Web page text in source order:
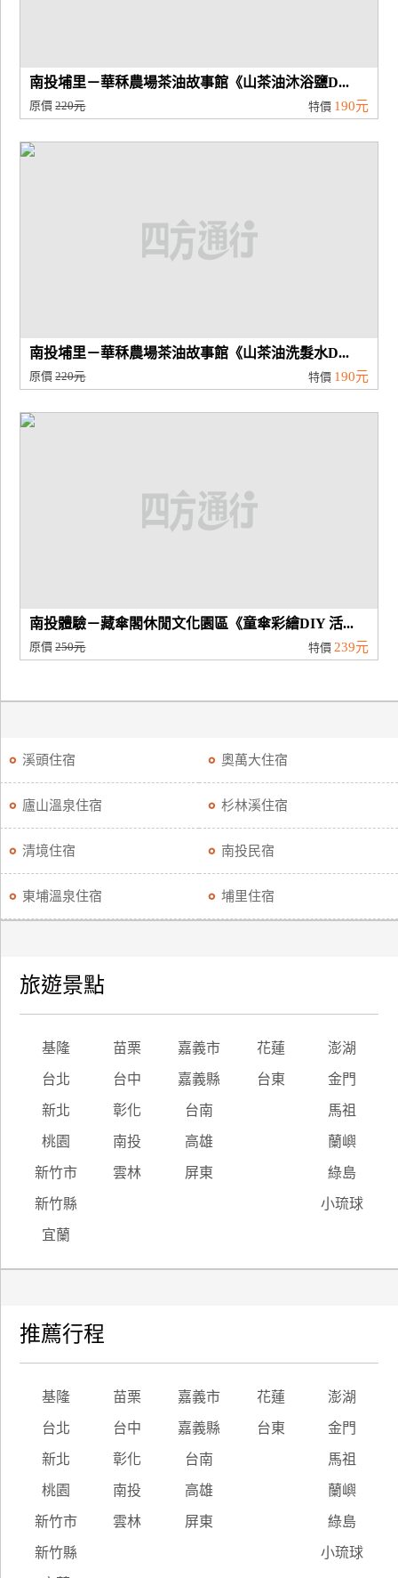
南投埔里－華秝農場茶油故事館《山茶油沐浴鹽D...
原價220元 特價 190元
南投埔里－華秝農場茶油故事館《山茶油洗髮水D...
原價220元 特價 190元
南投體驗－藏傘閣休閒文化園區《童傘彩繪DIY 活...
原價250元 特價 239元
溪頭住宿 奧萬大住宿
廬山溫泉住宿 杉林溪住宿
清境住宿 南投民宿
東埔溫泉住宿 埔里住宿
旅遊景點
基隆 苗栗 嘉義市 花蓮 澎湖
台北 台中 嘉義縣 台東 金門
新北 彰化 台南 馬祖
桃園 南投 高雄 蘭嶼
新竹市 雲林 屏東 綠島
新竹縣 小琉球
宜蘭
推薦行程
基隆 苗栗 嘉義市 花蓮 澎湖
台北 台中 嘉義縣 台東 金門
新北 彰化 台南 馬祖
桃園 南投 高雄 蘭嶼
新竹市 雲林 屏東 綠島
新竹縣 小琉球